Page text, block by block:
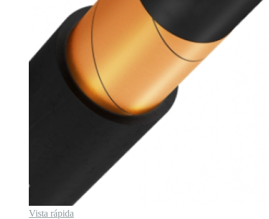
Vista rápida